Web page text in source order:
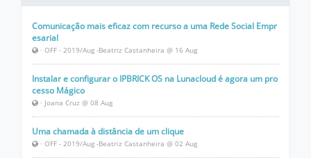
Comunicação mais eficaz com recurso a uma Rede Social Empr
esarial
· OFF - 2019/Aug -Beatriz Castanheira @ 16 Aug
Instalar e configurar o IPBRICK OS na Lunacloud é agora um pro
cesso Mágico
· Joana Cruz @ 08 Aug
Uma chamada à distância de um clique
· OFF - 2019/Aug -Beatriz Castanheira @ 02 Aug